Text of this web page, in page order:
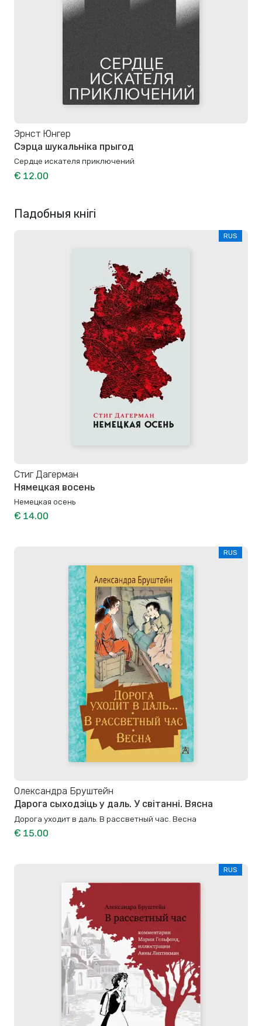
Эрнст Юнгер
Сэрца шукальніка прыгод
Сердце искателя приключений
€ 12.00
Падобныя кнігі
RUS
Стиг Дагерман
Нямецкая восень
Немецкая осень
€ 14.00
RUS
Олександра Бруштейн
Дарога сыходзіць у даль. У світанні. Вясна
Дорога уходит в даль. В рассветный час. Весна
€ 15.00
RUS